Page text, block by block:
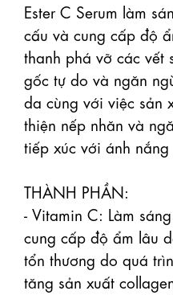
Ester C Serum làm
cấu và cung cấp độ
thanh phá vỡ các vết
gốc tự do và ngăn
da cùng với việc sản
thiện nếp nhăn và
tiếp xúc với ánh nắng
THÀNH PHẦN:
- Vitamin C: Làm
cung cấp độ ẩm lâu
tổn thương do quá
tăng sản xuất